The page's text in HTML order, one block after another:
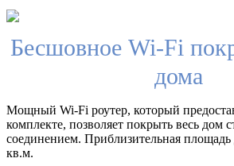
Бесшовное Wi-Fi
дома
Мощный Wi-Fi роутер, который
комплекте, позволяет покрыть весь дом
соединением. Приблизительная площадь
кв.м.